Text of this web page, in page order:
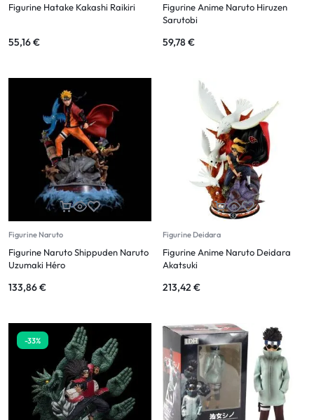
Figurine Hatake Kakashi Raikiri
55,16€
Figurine Anime Naruto Hiruzen
Sarutobi
59,78€
Figurine Naruto
Figurine Naruto Shippuden Naruto
Uzumaki Héro
133,86€
Figurine Deidara
Figurine Anime Naruto Deidara
Akatsuki
213,42 €
-33%